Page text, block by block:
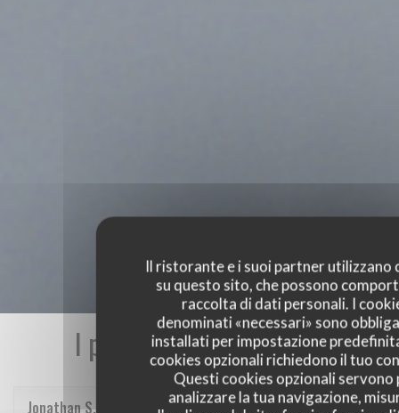
Il ristorante e i suoi partner utilizzano
su questo sito, che possono
raccolta di dati personali. I
denominati «necessari» sono
installati per impostazione
cookies opzionali richiedono il tuo
Questi cookies opzionali servono
analizzare la tua navigazione,
I pareri dei nostri clienti
Jonathan S